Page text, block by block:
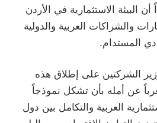
أن البيئة الاستثمارية في الأردن
والشراكات العربية والدولية
المستدام.
الشركتين على إطلاق هذه
عن أمله بأن تشكل نموذجاً
العربية والتكامل بين دول